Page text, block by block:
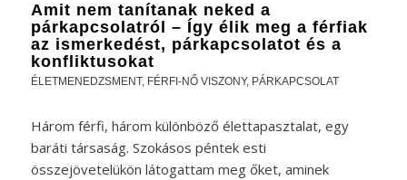
Amit nem tanítanak neked a
párkapcsolatról – Így élik meg a férfiak
az ismerkedést, párkapcsolatot és a
konfliktusokat
ÉLETMENEDZSMENT, FÉRFI-NŐ VISZONY, PÁRKAPCSOLAT
Három férfi, három különböző élettapasztalat, egy
baráti társaság. Szokásos péntek esti
összejövetelükön látogattam meg őket, aminek